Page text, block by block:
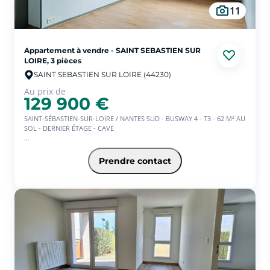
Loire- Prix du m² Sautron - Prix du m² Les
Sorinières-Prix du m² Thouaré-sur-Loire-
Prix du m² Vertou
11
Appartement à vendre - SAINT SEBASTIEN SUR
LOIRE, 3 pièces
SAINT SEBASTIEN SUR LOIRE (44230)
Au prix de
129 900 €
SAINT-SÉBASTIEN-SUR-LOIRE / NANTES SUD - BUSWAY 4 - T3 - 62 M² AU
SOL - DERNIER ÉTAGE - CAVE
Situé dans le quartier LION D'OR-JOLIVERIE, à quelques minutes
seulement de Nantes et à proximité immédiate des commerces, du
Busway ligne 4 et des services du quotidien, découvrez ce grand T3
situé au 2émé et dernier étage.
D'une surface de 62 m² au sol (37,68 m² loi Carrez), il comprend une
pièce de vie lumineuse avec cuisine ouverte aménagée, deux
chambres ainsi qu'une salle d'eau avec WC.
Une cave complète ce bien.
Le stationnement est facilité grâce à un parking situé à proximité
immédiate de la résidence.
Prendre contact